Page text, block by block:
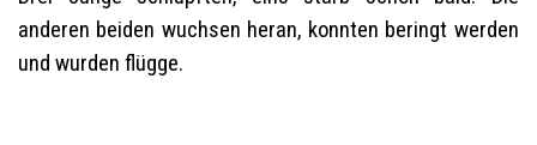
anderen beiden wuchsen heran, konnten beringt werden
und wurden flügge.